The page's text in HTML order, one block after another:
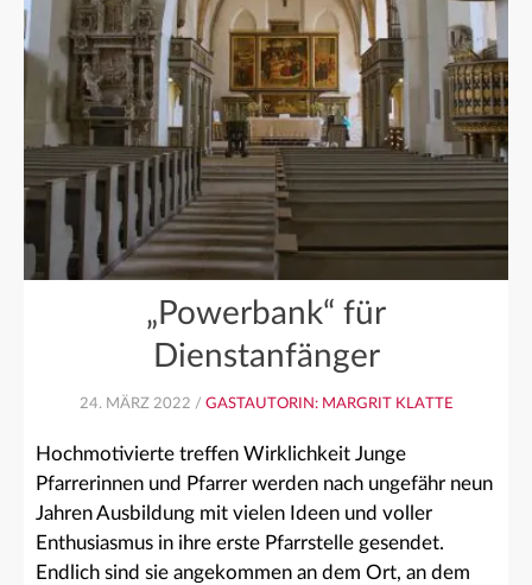
„Powerbank“ für
Dienstanfänger
24. MÄRZ 2022 / GASTAUTORIN: MARGRIT KLATTE
Hochmotivierte treffen Wirklichkeit Junge
Pfarrerinnen und Pfarrer werden nach ungefähr neun
Jahren Ausbildung mit vielen Ideen und voller
Enthusiasmus in ihre erste Pfarrstelle gesendet.
Endlich sind sie angekommen an dem Ort, an dem